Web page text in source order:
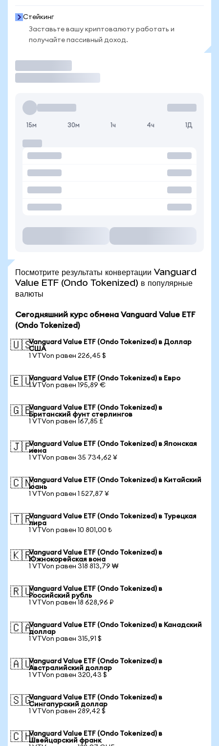
Стейкинг
Заставьте вашу криптовалюту работать и
получайте пассивный доход.
15м 30м 1ч 4ч 1Д
Посмотрите результаты конвертации Vanguard
Value ETF (Ondo Tokenized) в популярные
валюты
Сегодняшний курс обмена Vanguard Value ETF
(Ondo Tokenized)
🇺🇸Vanguard Value ETF (Ondo Tokenized) в Доллар
США
1 VTVon равен 226,45 $
🇪🇺Vanguard Value ETF (Ondo Tokenized) в Евро
1 VTVon равен 195,89 €
🇬🇧Vanguard Value ETF (Ondo Tokenized) в
Британский фунт стерлингов
1 VTVon равен 167,85 £
🇯🇵Vanguard Value ETF (Ondo Tokenized) в Японская
иена
1 VTVon равен 35 734,62 ¥
🇨🇳Vanguard Value ETF (Ondo Tokenized) в Китайский
юань
1 VTVon равен 1 527,87 ¥
🇹🇷Vanguard Value ETF (Ondo Tokenized) в Турецкая
лира
1 VTVon равен 10 801,00 ₺
🇰🇷Vanguard Value ETF (Ondo Tokenized) в
Южнокорейская вона
1 VTVon равен 318 813,79 ₩
🇷🇺Vanguard Value ETF (Ondo Tokenized) в
Российский рубль
1 VTVon равен 18 628,96 ₽
🇨🇦Vanguard Value ETF (Ondo Tokenized) в Канадский
доллар
1 VTVon равен 315,91 $
🇦🇺Vanguard Value ETF (Ondo Tokenized) в
Австралийский доллар
1 VTVon равен 320,43 $
🇸🇬Vanguard Value ETF (Ondo Tokenized) в
Сингапурский доллар
1 VTVon равен 289,42 $
🇨🇭Vanguard Value ETF (Ondo Tokenized) в
Швейцарский франк